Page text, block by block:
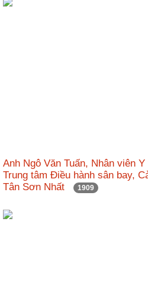
Anh Ngô Văn Tuấn, Nhân viên
Trung tâm Điều hành sân bay,
Tân Sơn Nhất
1909